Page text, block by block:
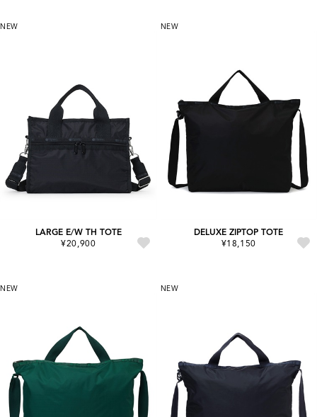
NEW
LARGE E/W TH TOTE
¥20,900
NEW
DELUXE ZIPTOP TOTE
¥18,150
NEW NEW